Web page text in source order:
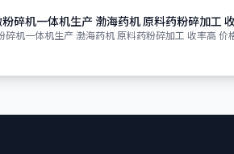
碎机一体机生产 渤海药机 原料药粉碎加工
碎机一体机生产 渤海药机 原料药粉碎加工 收率高 价